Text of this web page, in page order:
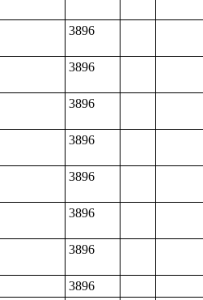
3896
3896
3896
3896
3896
3896
3896
3896